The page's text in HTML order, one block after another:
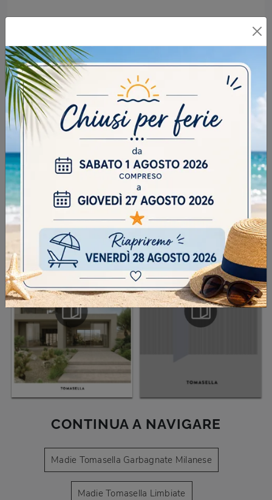
SFOGLIA I NOSTRI CATALOGHI
CONTINUA A NAVIGARE
Madie Tomasella Garbagnate Milanese
Madie Tomasella Limbiate
Acconsento all'informativa sullaPrivacy Policy
DOMANDA DI SICUREZZA
Scrivere la parola "Fragole" al singolare
INVIA